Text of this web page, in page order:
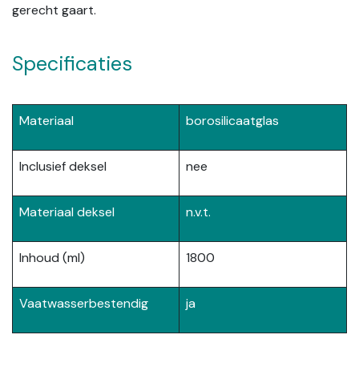
gerecht gaart.
Specificaties
Materiaal borosilicaatglas
Inclusief deksel nee
Materiaal deksel n.v.t.
Inhoud (ml) 1800
Vaatwasserbestendig ja